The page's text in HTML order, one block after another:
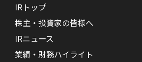
IRトップ
株主・投資家の皆様へ
IRニュース
業績・財務ハイライト